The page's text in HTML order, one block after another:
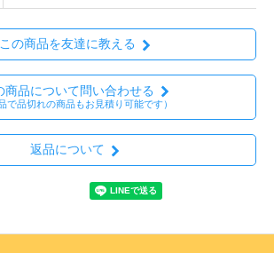
この商品を友達に教える
商品について問い合わせる
品で品切れの商品もお見積り可能です）
返品について